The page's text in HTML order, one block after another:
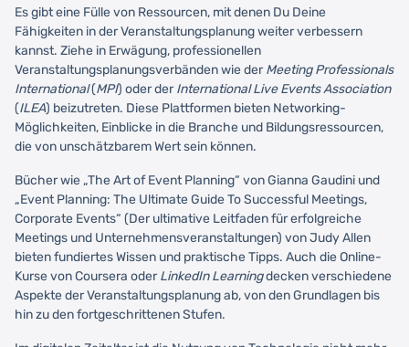
Es gibt eine Fülle von Ressourcen, mit denen Du Deine
Fähigkeiten in der Veranstaltungsplanung weiter verbessern
kannst. Ziehe in Erwägung, professionellen
Veranstaltungsplanungsverbänden wie derMeeting Professionals
International(MPI) oder derInternational Live Events Association
(ILEA) beizutreten. Diese Plattformen bieten Networking-
Möglichkeiten, Einblicke in die Branche und Bildungsressourcen,
die von unschätzbarem Wert sein können.
Bücher wie „The Art of Event Planning“ von Gianna Gaudini und
„Event Planning: The Ultimate Guide To Successful Meetings,
Corporate Events“ (Der ultimative Leitfaden für erfolgreiche
Meetings und Unternehmensveranstaltungen) von Judy Allen
bieten fundiertes Wissen und praktische Tipps. Auch die Online-
Kurse von Coursera oderLinkedIn Learningdecken verschiedene
Aspekte der Veranstaltungsplanung ab, von den Grundlagen bis
hin zu den fortgeschrittenen Stufen.